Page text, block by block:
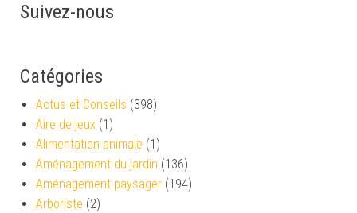
Suivez-nous
Catégories
Actus et Conseils (398)
Aire de jeux (1)
Alimentation animale (1)
Aménagement du jardin (136)
Aménagement paysager (194)
Arboriste (2)